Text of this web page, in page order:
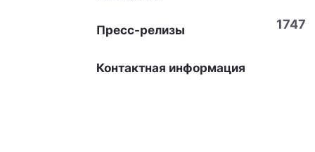
1747
Пресс-релизы
Контактная информация